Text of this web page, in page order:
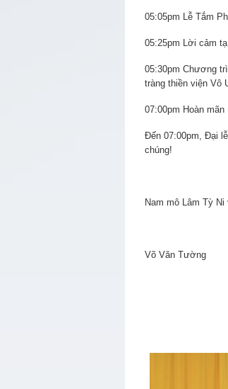
05:05pm Lễ Tắm
05:25pm Lời cảm
05:30pm Chương
tràng thiền viện Vô
07:00pm Hoàn mãn
Đến 07:00pm, Đại
chúng!
Nam mô Lâm Tỳ
Võ Văn Tường